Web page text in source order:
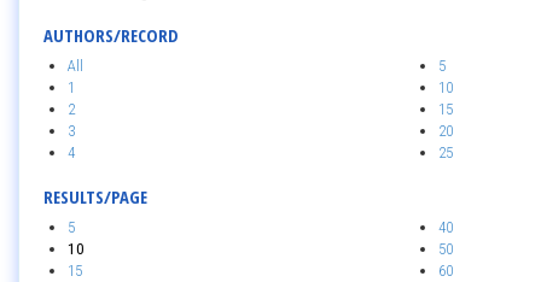
AUTHORS/RECORD
All
1
2
3
4
5
10
15
20
25
RESULTS/PAGE
5
10
15
40
50
60